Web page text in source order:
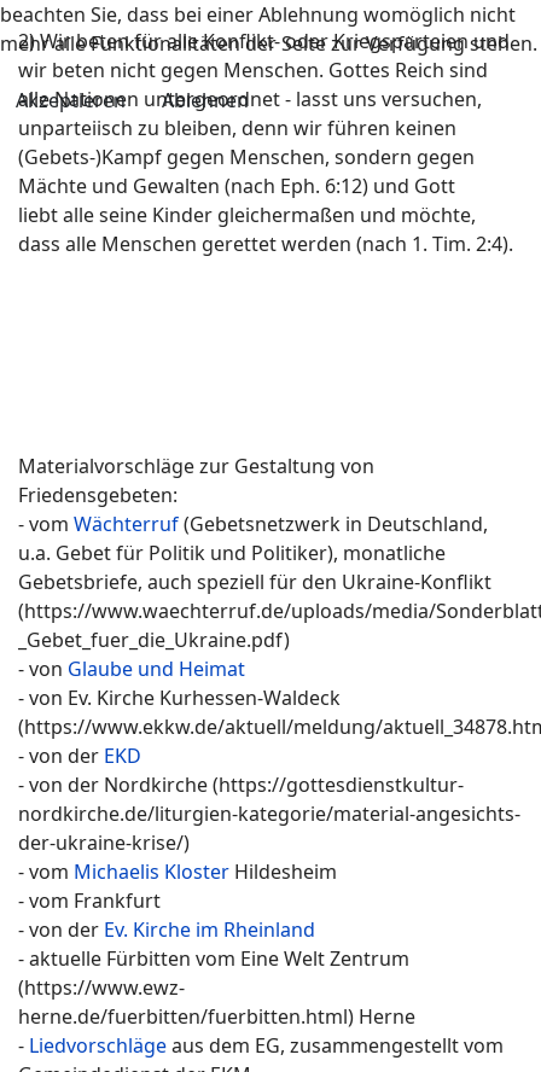
2) Wir beten für alle Konflikt- oder Kriegsparteien und
wir beten nicht gegen Menschen. Gottes Reich sind
alle Nationen untergeordnet - lasst uns versuchen,
unparteiisch zu bleiben, denn wir führen keinen
(Gebets-)Kampf gegen Menschen, sondern gegen
Mächte und Gewalten (nach Eph. 6:12) und Gott
liebt alle seine Kinder gleichermaßen und möchte,
dass alle Menschen gerettet werden (nach 1. Tim. 2:4).
Materialvorschläge zur Gestaltung von
Friedensgebeten:
- vom Wächterruf(Gebetsnetzwerk in Deutschland,
u.a. Gebet für Politik und Politiker), monatliche
Gebetsbriefe, auch speziell für den Ukraine-Konflikt
(https://www.waechterruf.de/uploads/media/
_Gebet_fuer_die_Ukraine.pdf)
- von Glaube und Heimat
- von Ev. Kirche Kurhessen-Waldeck
(https://www.ekkw.de/aktuell/meldung/
- von der EKD
- von der Nordkirche (https://gottesdienstkultur-
nordkirche.de/liturgien-kategorie/material-angesichts-
der-ukraine-krise/)
- vom Michaelis Kloster Hildesheim
- vom Frankfurt
- von der Ev. Kirche im Rheinland
- aktuelle Fürbitten vom Eine Welt Zentrum
(https://www.ewz-
herne.de/fuerbitten/fuerbitten.html) Herne
- Liedvorschlägeaus dem EG, zusammengestellt vom
beachten Sie, dass bei einer Ablehnung womöglich nicht
mehr alle Funktionalitäten der Seite zur Verfügung stehen.
Akzeptieren Ablehnen